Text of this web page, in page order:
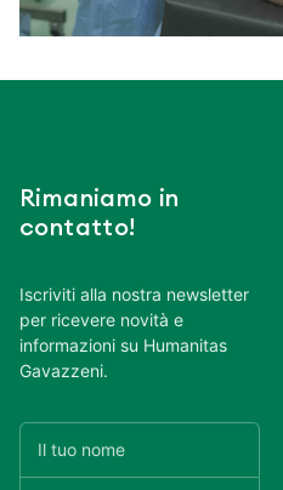
Rimaniamo in
contatto!
Iscriviti alla nostra newsletter
per ricevere novità e
informazioni su Humanitas
Gavazzeni.